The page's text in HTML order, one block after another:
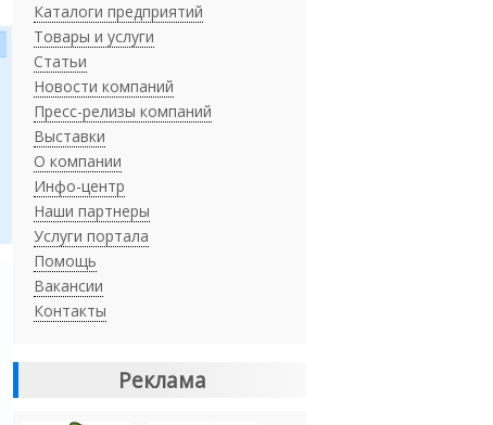
Каталоги предприятий
Товары и услуги
Статьи
Новости компаний
Пресс-релизы компаний
Выставки
О компании
Инфо-центр
Наши партнеры
Услуги портала
Помощь
Вакансии
Контакты
Реклама